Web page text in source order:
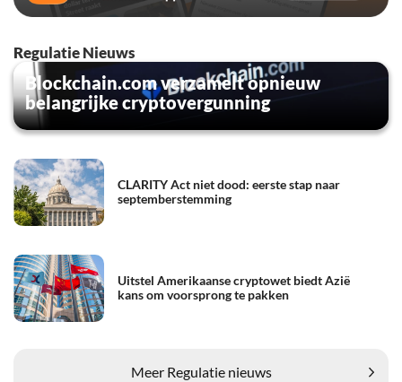
Regulatie Nieuws
Blockchain.com verzamelt opnieuw
belangrijke cryptovergunning
CLARITY Act niet dood: eerste stap naar
septemberstemming
Uitstel Amerikaanse cryptowet biedt Azië
kans om voorsprong te pakken
Meer Regulatie nieuws